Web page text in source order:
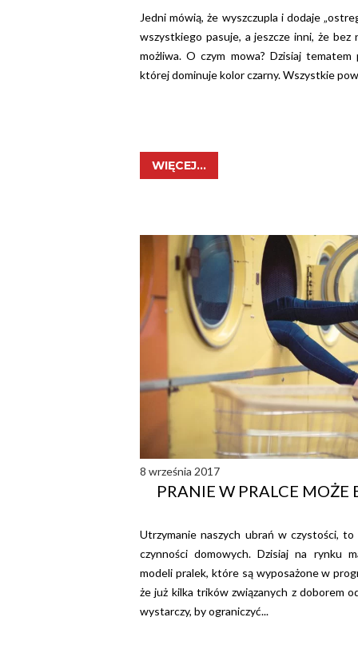
Jedni mówią, że wyszczupla i dodaje
wszystkiego pasuje, a jeszcze inni, że bez
możliwa. O czym mowa? Dzisiaj
której dominuje kolor czarny. Wszystkie
WIĘCEJ...
8 września 2017
PRANIE W PRALCE MOŻE
Utrzymanie naszych ubrań w czystości,
czynności domowych. Dzisiaj na rynku
modeli pralek, które są wyposażone w
że już kilka trików związanych z doborem
wystarczy, by ograniczyć...